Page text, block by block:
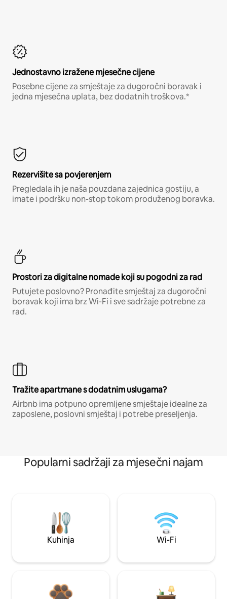
Jednostavno izražene mjesečne cijene
Posebne cijene za smještaje za dugoročni boravak i
jedna mjesečna uplata, bez dodatnih troškova.*
Rezervišite sa povjerenjem
Pregledala ih je naša pouzdana zajednica gostiju, a
imate i podršku non-stop tokom produženog boravka.
Prostori za digitalne nomade koji su pogodni za rad
Putujete poslovno? Pronađite smještaj za dugoročni
boravak koji ima brz Wi-Fi i sve sadržaje potrebne za
rad.
Tražite apartmane s dodatnim uslugama?
Airbnb ima potpuno opremljene smještaje idealne za
zaposlene, poslovni smještaj i potrebe preseljenja.
Popularni sadržaji za mjesečni najam
Kuhinja Wi-Fi